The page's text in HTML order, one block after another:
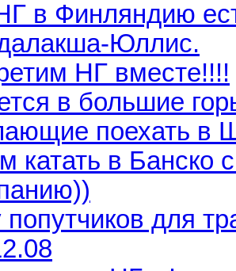
в Финляндию
Юллис.
НГ вместе!!!!
в большие
поехать в
катать в Банско
для